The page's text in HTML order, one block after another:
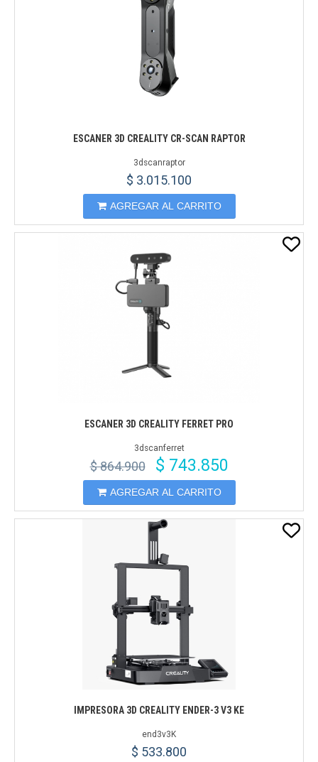
ESCANER 3D CREALITY CR-SCAN RAPTOR
3dscanraptor
$ 3.015.100
AGREGAR AL CARRITO
ESCANER 3D CREALITY FERRET PRO
3dscanferret
$ 864.900 $ 743.850
AGREGAR AL CARRITO
IMPRESORA 3D CREALITY ENDER-3 V3 KE
end3v3K
$ 533.800